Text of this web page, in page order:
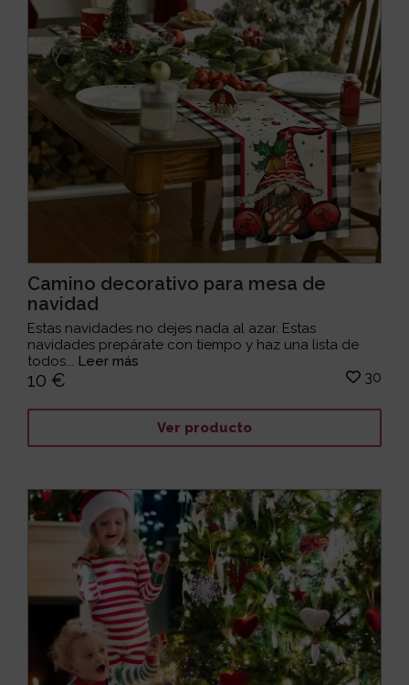
Camino decorativo para mesa de
navidad
Estas navidades no dejes nada al azar. Estas
navidades prepárate con tiempo y haz una lista de
todos... Leer más
10 € 30
Ver producto